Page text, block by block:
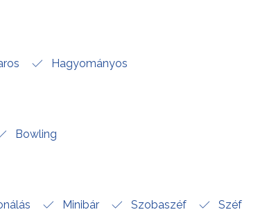
Hagyományos
Bowling
Minibár Szobaszéf Széf